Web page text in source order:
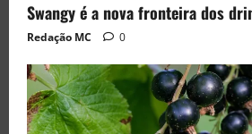
Swangy é a nova fronteira dos
Redação MC 0